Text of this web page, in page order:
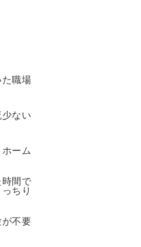
た職場
ない
ーム
間で
っちり
不要